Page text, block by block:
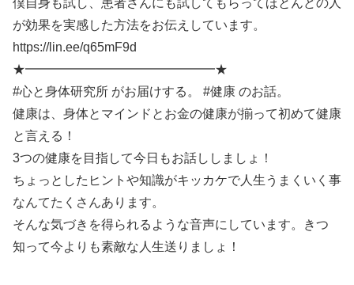
EMBED
僕自身も試し、患者さんにも試してもらってほとんどの人
が効果を実感した方法をお伝えしています。
https://lin.ee/q65mF9d
★━━━━━━━━━━━━━━━★
#心と身体研究所 がお届けする。 #健康 のお話。
健康は、身体とマインドとお金の健康が揃って初めて健康
と言える！
3つの健康を目指して今日もお話ししましょ！
ちょっとしたヒントや知識がキッカケで人生うまくいく事
なんてたくさんあります。
そんな気づきを得られるような音声にしています。きつ
知って今よりも素敵な人生送りましょ！